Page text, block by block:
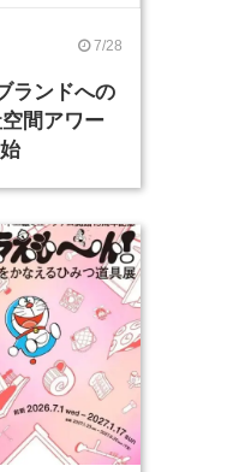
7/28
ランドへの
間アワー